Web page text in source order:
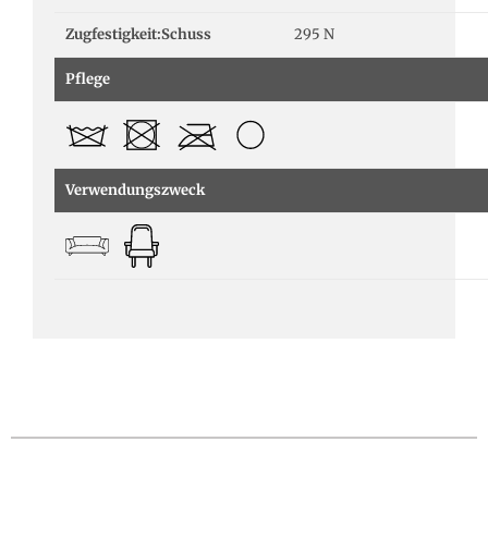
Zugfestigkeit:Schuss 295 N
Pflege
Verwendungszweck